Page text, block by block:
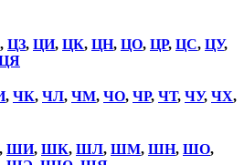
, ЦЗ, ЦИ, ЦК, ЦН, ЦО, ЦР, ЦС, ЦУ,
, ЧК, ЧЛ, ЧМ, ЧО, ЧР, ЧТ, ЧУ, ЧХ,
, ШИ, ШК, ШЛ, ШМ, ШН, ШО,